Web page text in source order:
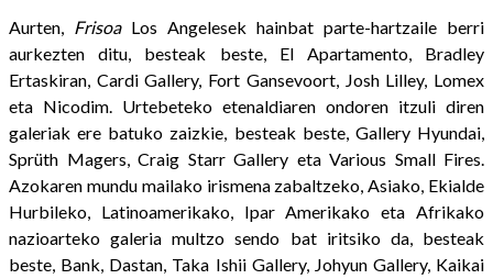
Aurten, Frisoa Los Angelesek hainbat parte-hartzaile berri
aurkezten ditu, besteak beste, El Apartamento, Bradley
Ertaskiran, Cardi Gallery, Fort Gansevoort, Josh Lilley, Lomex
eta Nicodim. Urtebeteko etenaldiaren ondoren itzuli diren
galeriak ere batuko zaizkie, besteak beste, Gallery Hyundai,
Sprüth Magers, Craig Starr Gallery eta Various Small Fires.
Azokaren mundu mailako irismena zabaltzeko, Asiako, Ekialde
Hurbileko, Latinoamerikako, Ipar Amerikako eta Afrikako
nazioarteko galeria multzo sendo bat iritsiko da, besteak
beste, Bank, Dastan, Taka Ishii Gallery, Johyun Gallery, Kaikai